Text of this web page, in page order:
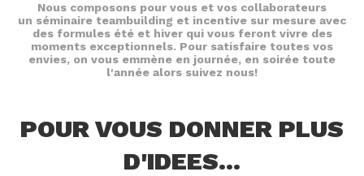
Nous composons pour vous et vos collaborateurs
un séminaire teambuilding et incentive sur mesure avec
des formules été et hiver qui vous feront vivre des
moments exceptionnels. Pour satisfaire toutes vos
envies, on vous emmène en journée, en soirée toute
l'année alors suivez nous!
POUR VOUS DONNER PLUS
D'IDEES...